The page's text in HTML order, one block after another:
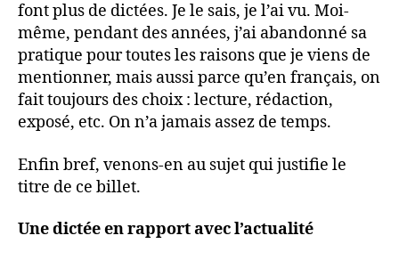
font plus de dictées. Je le sais, je l’ai vu. Moi-
même, pendant des années, j’ai abandonné sa
pratique pour toutes les raisons que je viens de
mentionner, mais aussi parce qu’en français, on
fait toujours des choix : lecture, rédaction,
exposé, etc. On n’a jamais assez de temps.
Enfin bref, venons-en au sujet qui justifie le
titre de ce billet.
Une dictée en rapport avec l’actualité